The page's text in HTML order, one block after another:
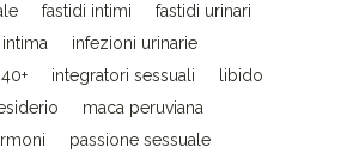
fastidi intimi
fastidi urinari
infezioni urinarie
integratori sessuali
libido
maca peruviana
passione sessuale